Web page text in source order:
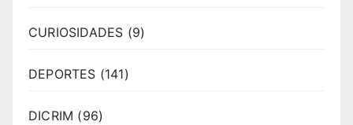
CURIOSIDADES (9)
DEPORTES (141)
DICRIM (96)